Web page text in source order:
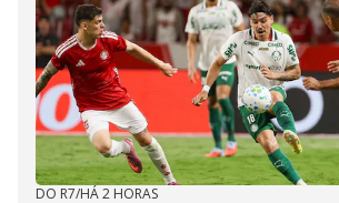
DO R7/HÁ 2 HORAS